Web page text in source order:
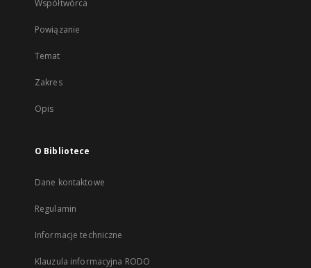
Współtwórca
Powiązanie
Temat
Zakres
Opis
O Bibliotece
Dane kontaktowe
Regulamin
Informacje techniczne
Klauzula informacyjna RODO